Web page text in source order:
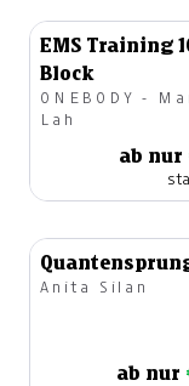
EMS Training
Block
ONEBODY -
Lah
ab nur
Anita Silan
ab nur